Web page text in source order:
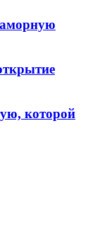
которой